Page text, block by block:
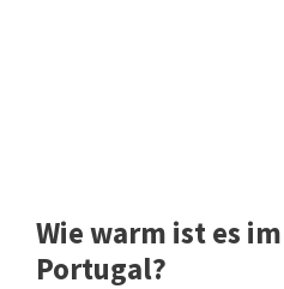
Wie warm ist es
Portugal?